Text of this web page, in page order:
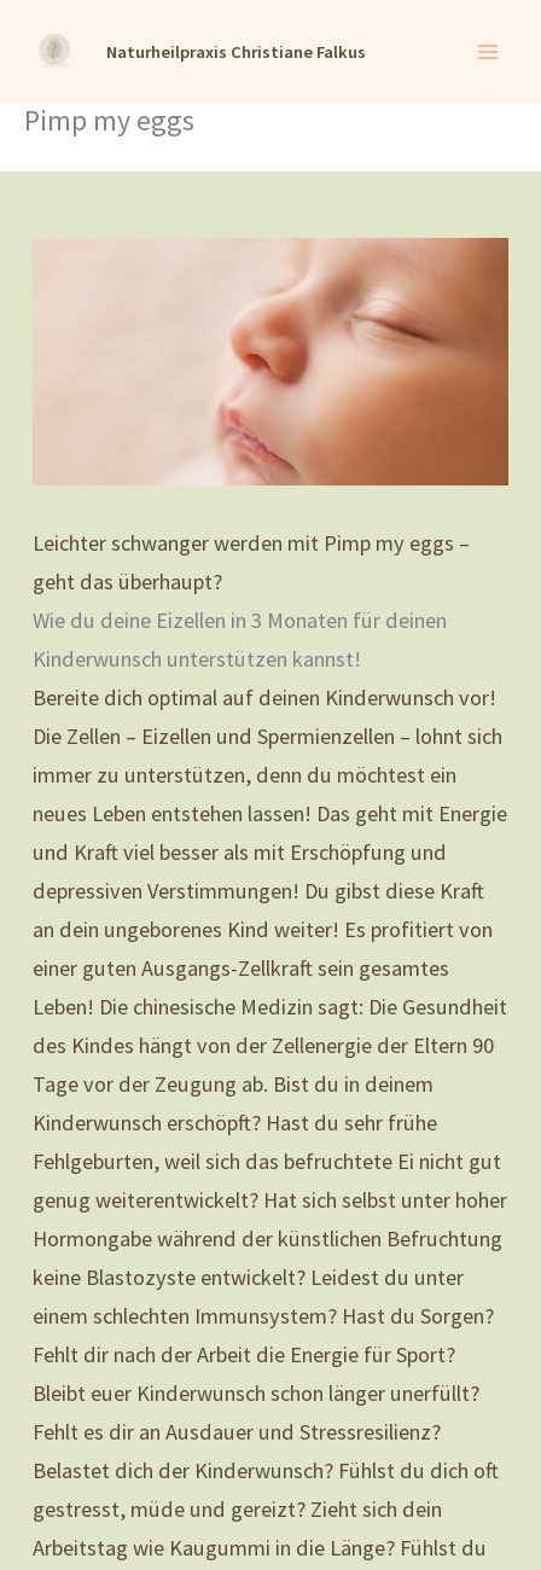
Inhalt
Naturheilpraxis Christiane Falkus
Pimp my eggs
Leichter schwanger werden mit Pimp my eggs –
geht das überhaupt?
Wie du deine Eizellen in 3 Monaten für deinen
Kinderwunsch unterstützen kannst!
Bereite dich optimal auf deinen Kinderwunsch vor!
Die Zellen – Eizellen und Spermienzellen – lohnt sich
immer zu unterstützen, denn du möchtest ein
neues Leben entstehen lassen! Das geht mit Energie
und Kraft viel besser als mit Erschöpfung und
depressiven Verstimmungen! Du gibst diese Kraft
an dein ungeborenes Kind weiter! Es profitiert von
einer guten Ausgangs-Zellkraft sein gesamtes
Leben! Die chinesische Medizin sagt: Die Gesundheit
des Kindes hängt von der Zellenergie der Eltern 90
Tage vor der Zeugung ab. Bist du in deinem
Kinderwunsch erschöpft? Hast du sehr frühe
Fehlgeburten, weil sich das befruchtete Ei nicht gut
genug weiterentwickelt? Hat sich selbst unter hoher
Hormongabe während der künstlichen Befruchtung
keine Blastozyste entwickelt? Leidest du unter
einem schlechten Immunsystem? Hast du Sorgen?
Fehlt dir nach der Arbeit die Energie für Sport?
Bleibt euer Kinderwunsch schon länger unerfüllt?
Fehlt es dir an Ausdauer und Stressresilienz?
Belastet dich der Kinderwunsch? Fühlst du dich oft
gestresst, müde und gereizt? Zieht sich dein
Arbeitstag wie Kaugummi in die Länge? Fühlst du